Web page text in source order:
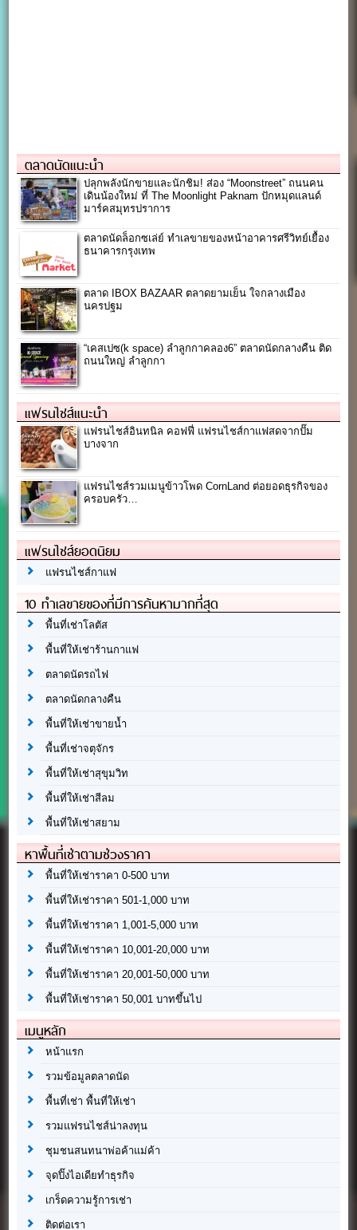
ตลาดนัดแนะนำ
ปลุกพลังนักขายและนักชิม! ส่อง “Moonstreet” ถนนคน
เดินน้องใหม่ ที่ The Moonlight Paknam ปักหมุดแลนด์
มาร์คสมุทรปราการ
ตลาดนัดล็อกซเล่ย์ ทำเลขายของหน้าอาคารศรีวิทย์เยื้อง
ธนาคารกรุงเทพ
ตลาด IBOX BAZAAR ตลาดยามเย็น ใจกลางเมือง
นครปฐม
“เคสเปซ(k space) ลำลูกกาคลอง6” ตลาดนัดกลางคืน ติด
ถนนใหญ่ ลำลูกกา
แฟรนไชส์แนะนำ
แฟรนไชส์อินทนิล คอฟฟี่ แฟรนไชส์กาแฟสดจากปั๊ม
บางจาก
แฟรนไชส์รวมเมนูข้าวโพด CornLand ต่อยอดธุรกิจของ
ครอบครัว…
แฟรนไชส์ยอดนิยม
แฟรนไชส์กาแฟ
10 ทำเลขายของที่มีการค้นหามากที่สุด
พื้นที่เช่าโลตัส
พื้นที่ให้เช่าร้านกาแฟ
ตลาดนัดรถไฟ
ตลาดนัดกลางคืน
พื้นที่ให้เช่าขายน้ำ
พื้นที่เช่าจตุจักร
พื้นที่ให้เช่าสุขุมวิท
พื้นที่ให้เช่าสีลม
พื้นที่ให้เช่าสยาม
หาพื้นที่เช่าตามช่วงราคา
พื้นที่ให้เช่าราคา 0-500 บาท
พื้นที่ให้เช่าราคา 501-1,000 บาท
พื้นที่ให้เช่าราคา 1,001-5,000 บาท
พื้นที่ให้เช่าราคา 10,001-20,000 บาท
พื้นที่ให้เช่าราคา 20,001-50,000 บาท
พื้นที่ให้เช่าราคา 50,001 บาทขึ้นไป
เมนูหลัก
หน้าแรก
รวมข้อมูลตลาดนัด
พื้นที่เช่า พื้นที่ให้เช่า
รวมแฟรนไชส์น่าลงทุน
ชุมชนสนทนาพ่อค้าแม่ค้า
จุดปิ๊งไอเดียทำธุรกิจ
เกร็ดความรู้การเช่า
ติดต่อเรา